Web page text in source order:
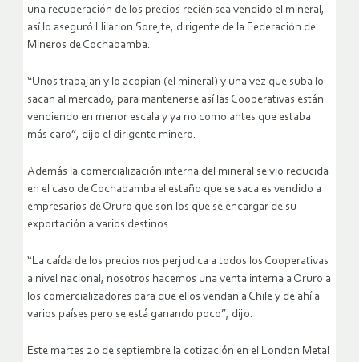
una recuperación de los precios recién sea vendido el mineral,
así lo aseguró Hilarion Sorejte, dirigente de la Federación de
Mineros de Cochabamba.
“Unos trabajan y lo acopian (el mineral) y una vez que suba lo
sacan al mercado, para mantenerse así las Cooperativas están
vendiendo en menor escala y ya no como antes que estaba
más caro”, dijo el dirigente minero.
Además la comercialización interna del mineral se vio reducida
en el caso de Cochabamba el estaño que se saca es vendido a
empresarios de Oruro que son los que se encargar de su
exportación a varios destinos
“La caída de los precios nos perjudica a todos los Cooperativas
a nivel nacional, nosotros hacemos una venta interna a Oruro a
los comercializadores para que ellos vendan a Chile y de ahí a
varios países pero se está ganando poco”, dijo.
Este martes 20 de septiembre la cotización en el London Metal